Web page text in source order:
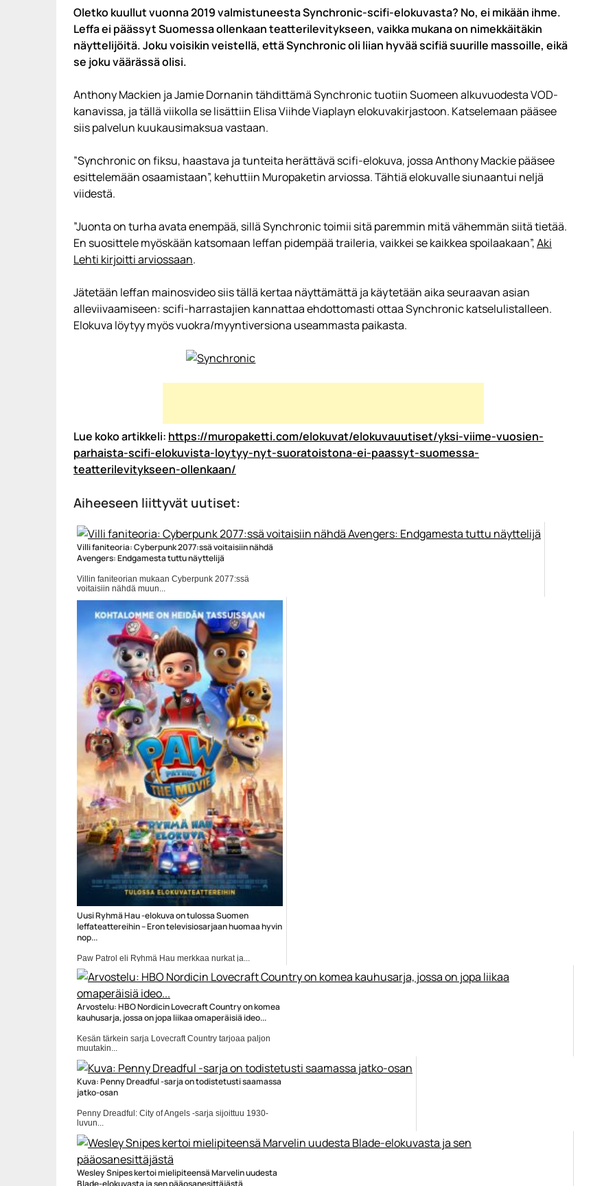
Oletko kuullut vuonna 2019 valmistuneesta Synchronic-scifi-elokuvasta? No, ei mikään ihme.
Leffa ei päässyt Suomessa ollenkaan teatterilevitykseen, vaikka mukana on nimekkäitäkin
näyttelijöitä. Joku voisikin veistellä, että Synchronic oli liian hyvää scifiä suurille massoille, eikä
se joku väärässä olisi.
Anthony Mackien ja Jamie Dornanin tähdittämä Synchronic tuotiin Suomeen alkuvuodesta VOD-
kanavissa, ja tällä viikolla se lisättiin Elisa Viihde Viaplayn elokuvakirjastoon. Katselemaan pääsee
siis palvelun kuukausimaksua vastaan.
”Synchronic on fiksu, haastava ja tunteita herättävä scifi-elokuva, jossa Anthony Mackie pääsee
esittelemään osaamistaan”, kehuttiin Muropaketin arviossa. Tähtiä elokuvalle siunaantui neljä
viidestä.
”Juonta on turha avata enempää, sillä Synchronic toimii sitä paremmin mitä vähemmän siitä tietää.
En suosittele myöskään katsomaan leffan pidempää traileria, vaikkei se kaikkea spoilaakaan”,Aki
Lehti kirjoitti arviossaan.
Jätetään leffan mainosvideo siis tällä kertaa näyttämättä ja käytetään aika seuraavan asian
alleviivaamiseen: scifi-harrastajien kannattaa ehdottomasti ottaa Synchronic katselulistalleen.
Elokuva löytyy myös vuokra/myyntiversiona useammasta paikasta.
Lue koko artikkeli: https://muropaketti.com/elokuvat/elokuvauutiset/yksi-viime-vuosien-
parhaista-scifi-elokuvista-loytyy-nyt-suoratoistona-ei-paassyt-suomessa-
teatterilevitykseen-ollenkaan/
Aiheeseen liittyvät uutiset:
Villi faniteoria: Cyberpunk 2077:ssä voitaisiin nähdä
Avengers: Endgamesta tuttu näyttelijä
Villin faniteorian mukaan Cyberpunk 2077:ssä
voitaisiin nähdä muun...
Cyberpunk 2077
Uusi Ryhmä Hau -elokuva on tulossa Suomen
leffateattereihin – Eron televisiosarjaan huomaa hyvin
nop...
Paw Patrol eli Ryhmä Hau merkkaa nurkat ja...
elokuvatrailerit
Arvostelu: HBO Nordicin Lovecraft Country on komea
kauhusarja, jossa on jopa liikaa omaperäisiä ideo...
Kesän tärkein sarja Lovecraft Country tarjoaa paljon
muutakin...
Abbey Lee
Kuva: Penny Dreadful -sarja on todistetusti saamassa
jatko-osan
Penny Dreadful: City of Angels -sarja sijoittuu 1930-
luvun...
Elokuvat
Wesley Snipes kertoi mielipiteensä Marvelin uudesta
Blade-elokuvasta ja sen pääosanesittäjästä